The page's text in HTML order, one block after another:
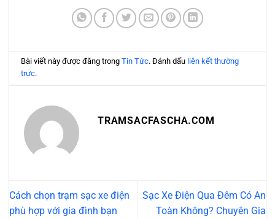
Bài viết này được đăng trongTin Tức. Đánh dấu liên kết thường
trực.
TRAMSACFASCHA.COM
Cách chọn trạm sạc xe điện
phù hợp với gia đình bạn
Sạc Xe Điện Qua Đêm Có An
Toàn Không? Chuyên Gia